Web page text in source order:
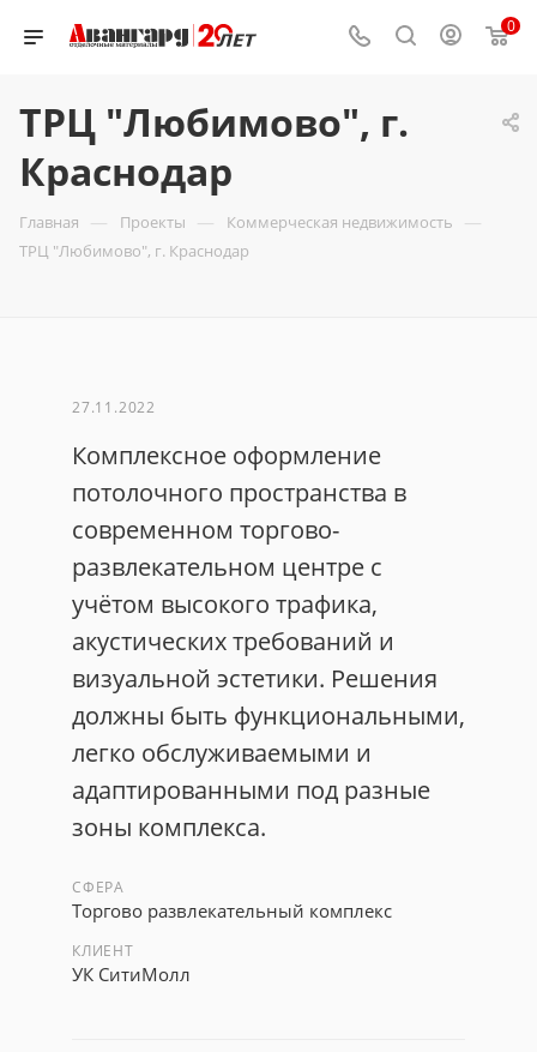
0
ТРЦ "Любимово", г.
Краснодар
Главная — Проекты — Коммерческая недвижимость —
ТРЦ "Любимово", г. Краснодар
27.11.2022
Комплексное оформление
потолочного пространства в
современном торгово-
развлекательном центре с
учётом высокого трафика,
акустических требований и
визуальной эстетики. Решения
должны быть функциональными,
легко обслуживаемыми и
адаптированными под разные
зоны комплекса.
СФЕРА
Торгово развлекательный комплекс
КЛИЕНТ
УК СитиМолл